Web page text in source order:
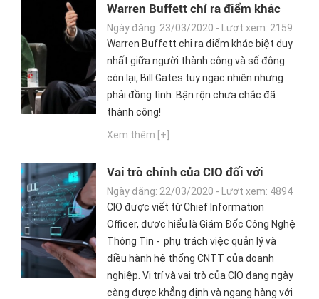
Warren Buffett chỉ ra điểm khác
biệt duy nhất giữa người thành
công và số đông còn lại
Ngày đăng: 23/03/2020 - Lượt xem: 2159
Warren Buffett chỉ ra điểm khác biệt duy
nhất giữa người thành công và số đông
còn lại, Bill Gates tuy ngạc nhiên nhưng
phải đồng tình: Bận rộn chưa chắc đã
thành công!
Xem thêm [+]
Vai trò chính của CIO đối với
doanh nghiệp
Ngày đăng: 22/03/2020 - Lượt xem: 4894
CIO được viết từ Chief Information
Officer, được hiểu là Giám Đốc Công Nghệ
Thông Tin - phụ trách việc quản lý và
điều hành hệ thống CNTT của doanh
nghiệp. Vị trí và vai trò của CIO đang ngày
càng được khẳng định và ngang hàng với